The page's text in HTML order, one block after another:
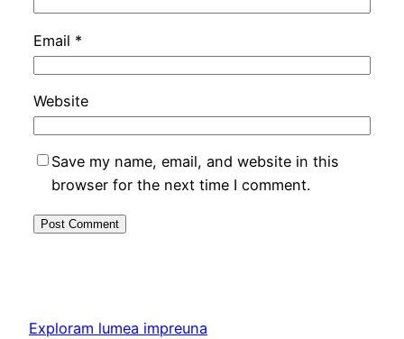
Email *
Website
Save my name, email, and website in this
browser for the next time I comment.
Exploram lumea impreuna